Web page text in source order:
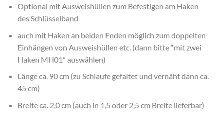
Optional mit Ausweishüllen zum Befestigen am Haken
des Schlüsselband
auch mit Haken an beiden Enden möglich zum doppelten
Einhängen von Ausweishüllen etc. (dann bitte “mit zwei
Haken MH01” auswählen)
Länge ca. 90 cm (zu Schlaufe gefaltet und vernäht dann ca.
45 cm)
Breite ca. 2,0 cm (auch in 1,5 oder 2,5 cm Breite lieferbar)